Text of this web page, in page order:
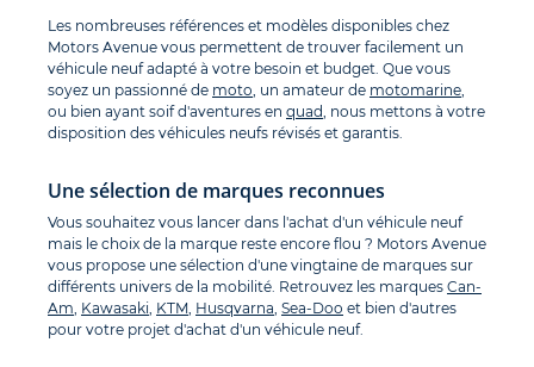
Les nombreuses références et modèles disponibles chez
Motors Avenue vous permettent de trouver facilement un
véhicule neuf adapté à votre besoin et budget. Que vous
soyez un passionné de moto, un amateur de motomarine,
ou bien ayant soif d'aventures en quad, nous mettons à votre
disposition des véhicules neufs révisés et garantis.
Une sélection de marques reconnues
Vous souhaitez vous lancer dans l'achat d'un véhicule neuf
mais le choix de la marque reste encore flou ? Motors Avenue
vous propose une sélection d'une vingtaine de marques sur
différents univers de la mobilité. Retrouvez les marques Can-
Am, Kawasaki, KTM, Husqvarna, Sea-Doo et bien d'autres
pour votre projet d'achat d'un véhicule neuf.